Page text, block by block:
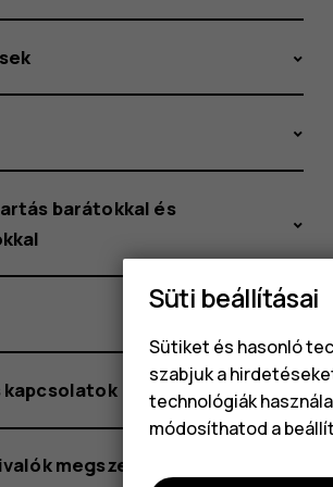
barátokkal és
megszervezése
Süti beállításai
Sütiket és hasonló
szabjuk a
technológiák
módosíthatod a